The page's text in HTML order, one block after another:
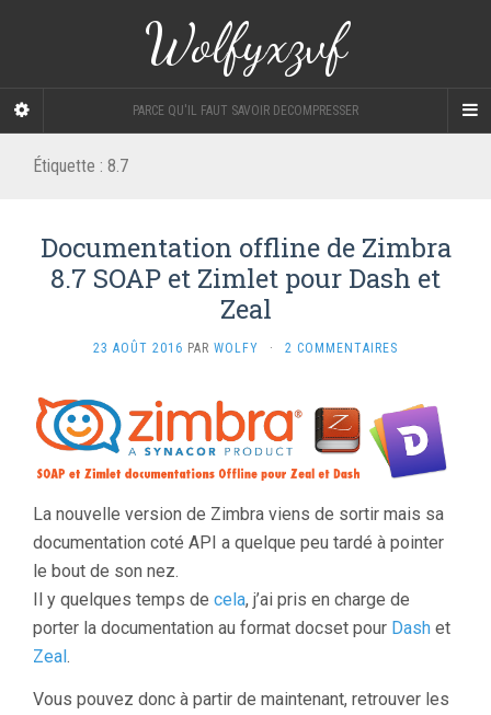
Wolfyxzvf
PARCE QU'IL FAUT SAVOIR DECOMPRESSER
Étiquette : 8.7
Documentation offline de Zimbra
8.7 SOAP et Zimlet pour Dash et
Zeal
23 AOÛT 2016 PAR WOLFY · 2 COMMENTAIRES
La nouvelle version de Zimbra viens de sortir mais sa
documentation coté API a quelque peu tardé à pointer
le bout de son nez.
Il y quelques temps de cela, j’ai pris en charge de
porter la documentation au format docset pour Dash et
Zeal.
Vous pouvez donc à partir de maintenant, retrouver les